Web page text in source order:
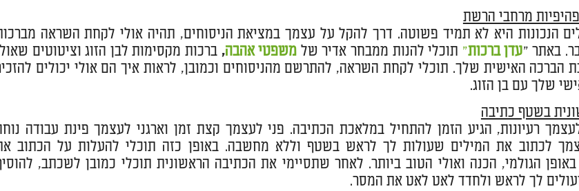
מרחבי הרשת
הנכונות היא לא תמיד פשוטה. דרך להקל על עצמך במציאת הניסוחים, תהיה אולי לקחת השראה
באתר "עדן ברכות" תוכלי להנות ממבחר אדיר של משפטי אהבה, ברכות מקסימות לבן הזוג וציטוטים
הברכה האישית שלך. תוכלי לקחת השראה, להתרשם מהניסוחים וכמובן, לראות איך הם אולי יכולים
שלך עם בן הזוג.
בשטף כתיבה
רעיונות, הגיע הזמן להתחיל במלאכת הכתיבה. פני לעצמך קצת זמן וארגני לעצמך פינת עבודה
לכתוב את המילים שעולות לך לראש בשטף וללא מחשבה. באופן כזה תוכלי להעלות על הכתוב
הגולמי, הכנה ואולי הטוב ביותר. לאחר שתסיימי את הכתיבה הראשונית תוכלי כמובן לשכתב,
לך לראש ולחדד לאט לאט את המסר.